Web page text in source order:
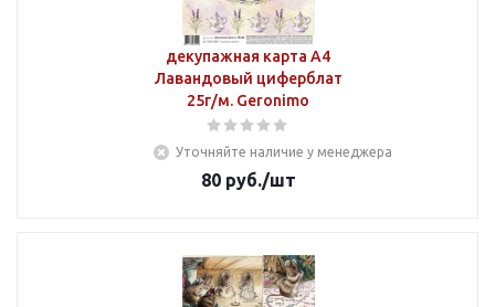
декупажная карта А4
Лавандовый циферблат
25г/м. Geronimo
Уточняйте наличие у менеджера
80руб./шт